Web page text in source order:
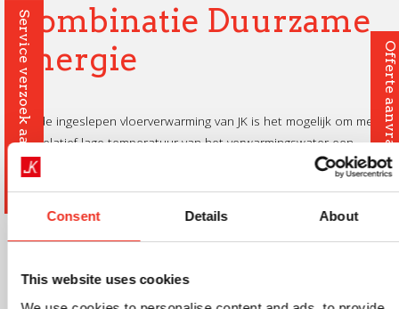
Consent Details About
This website uses cookies
Combinatie Duurzame
Energie
Met de ingeslepen vloerverwarming van JK is het mogelijk om met
een relatief lage temperatuur van het verwarmingswater een
woning/ruimte comfortabel te verwarmen. Dit gebeurd energie-
Offerte aanvragen
Service verzoek aanvragen